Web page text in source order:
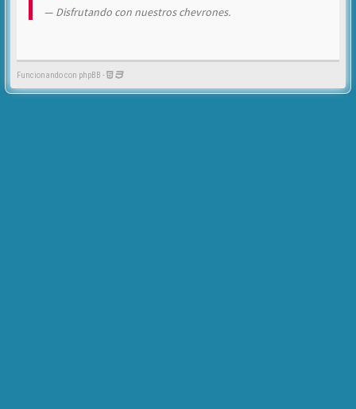
Disfrutando con nuestros chevrones.
Funcionando con phpBB -